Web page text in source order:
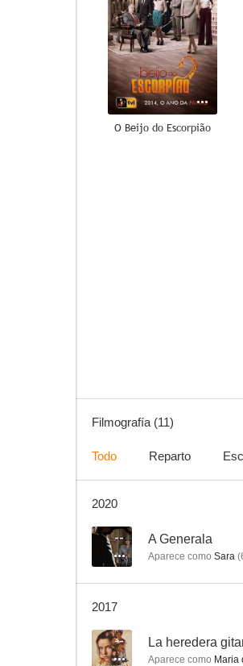
O Beijo do Escorpião
--
Filmografía (11)
Todo Reparto
2020
-- A Generala
Aparece como Sara (
2017
-- La heredera
Aparece como Maria